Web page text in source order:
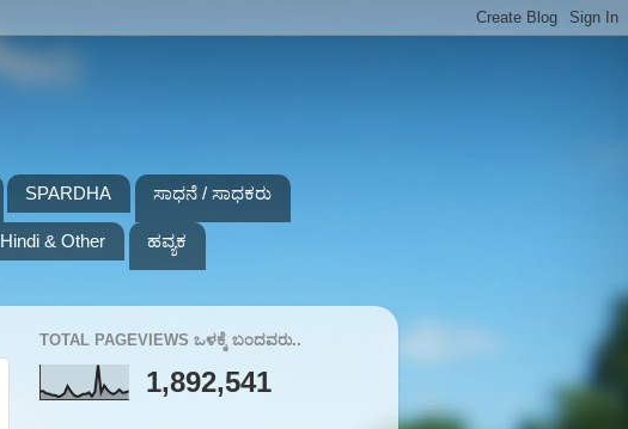
SPARDHA ಸಾಧನೆ / ಸಾಧಕರು
Hindi & Other ಹವ್ಯಕ
TOTAL PAGEVIEWS ಒಳಕ್ಕೆ ಬಂದವರು..
1,892,541